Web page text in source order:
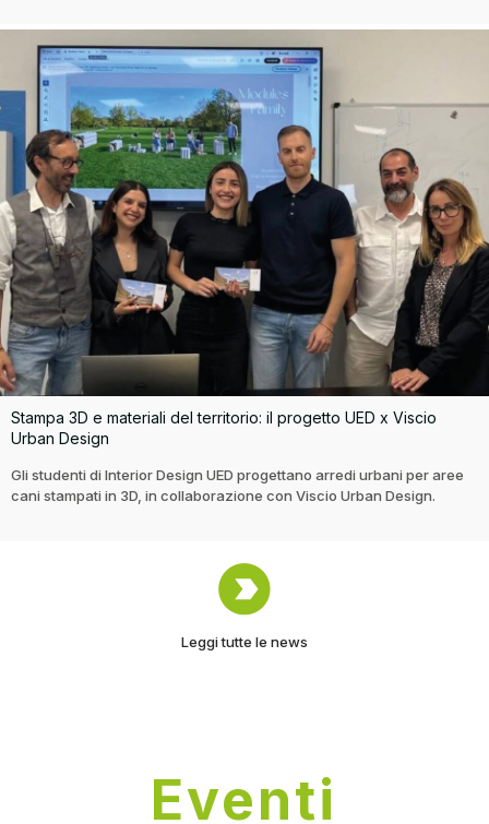
Stampa 3D e materiali del territorio: il progetto UED x Viscio
Urban Design
Gli studenti di Interior Design UED progettano arredi urbani per aree
cani stampati in 3D, in collaborazione con Viscio Urban Design.
Leggi tutte le news
Eventi